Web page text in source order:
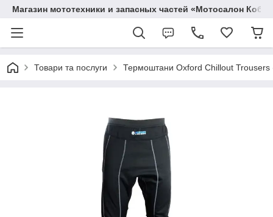
Магазин мототехники и запасных частей «Мотосалон
Товари та послуги Термоштани Oxford Chillout Trousers